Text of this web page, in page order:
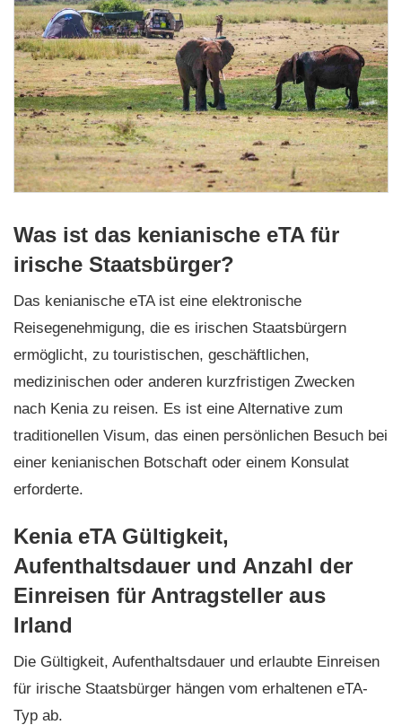
Was ist das kenianische eTA für
irische Staatsbürger?
Das kenianische eTA ist eine elektronische
Reisegenehmigung, die es irischen Staatsbürgern
ermöglicht, zu touristischen, geschäftlichen,
medizinischen oder anderen kurzfristigen Zwecken
nach Kenia zu reisen. Es ist eine Alternative zum
traditionellen Visum, das einen persönlichen Besuch bei
einer kenianischen Botschaft oder einem Konsulat
erforderte.
Kenia eTA Gültigkeit,
Aufenthaltsdauer und Anzahl der
Einreisen für Antragsteller aus
Irland
Die Gültigkeit, Aufenthaltsdauer und erlaubte Einreisen
für irische Staatsbürger hängen vom erhaltenen eTA-
Typ ab.